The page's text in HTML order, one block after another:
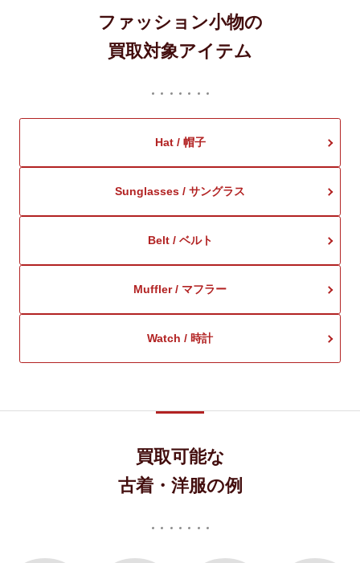
ファッション小物の
買取対象アイテム
Hat / 帽子
Sunglasses / サングラス
Belt / ベルト
Muffler / マフラー
Watch / 時計
買取可能な
古着・洋服の例